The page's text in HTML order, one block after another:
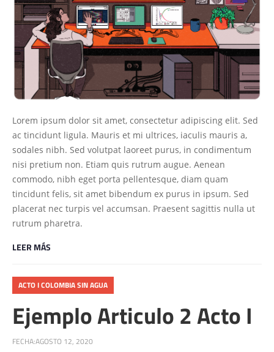
Lorem ipsum dolor sit amet, consectetur adipiscing elit. Sed
ac tincidunt ligula. Mauris et mi ultrices, iaculis mauris a,
sodales nibh. Sed volutpat laoreet purus, in condimentum
nisi pretium non. Etiam quis rutrum augue. Aenean
commodo, nibh eget porta pellentesque, diam quam
tincidunt felis, sit amet bibendum ex purus in ipsum. Sed
placerat nec turpis vel accumsan. Praesent sagittis nulla ut
rutrum pharetra.
LEER MÁS
ACTO I COLOMBIA SIN AGUA
Ejemplo Articulo 2 Acto I
FECHA:AGOSTO 12, 2020